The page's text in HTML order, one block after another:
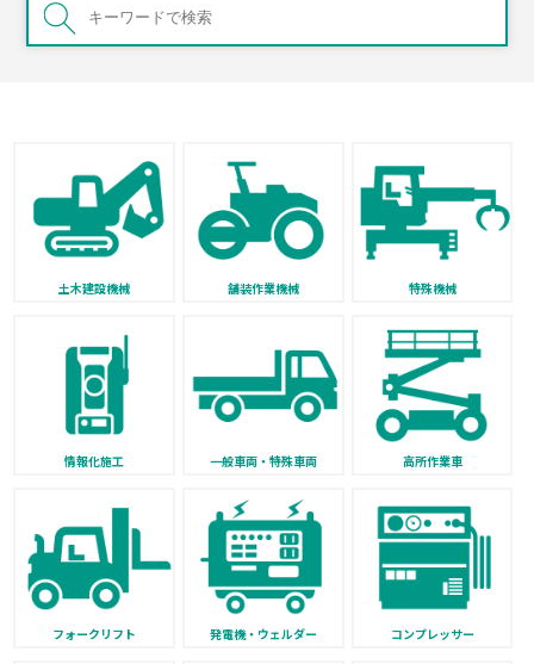
土木建設機械 舗装作業機械 特殊機械
情報化施工 一般車両・特殊車両 高所作業車
フォークリフト 発電機・ウェルダー コンプレッサー